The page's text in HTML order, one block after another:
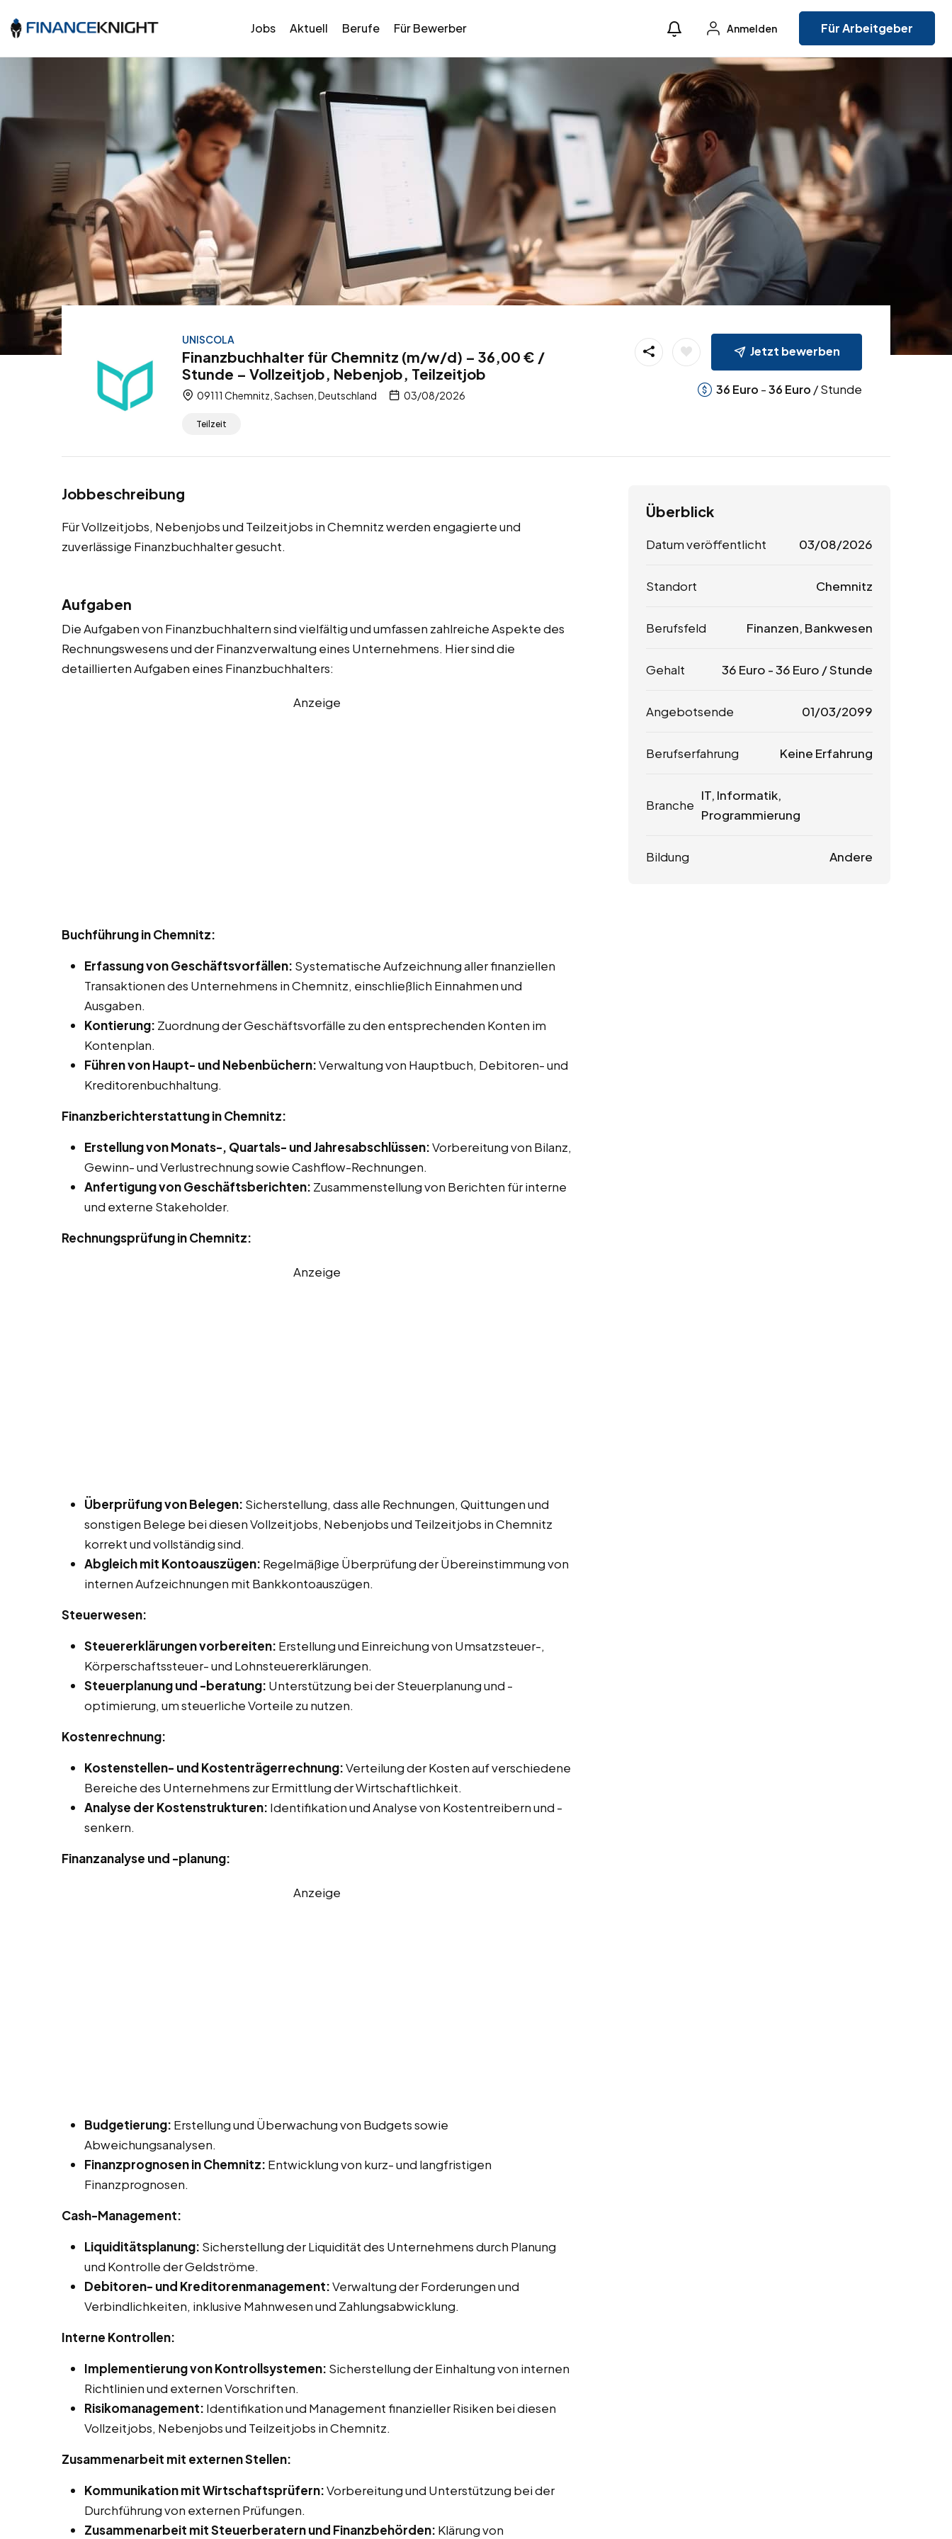
Jobs Aktuell Berufe Für Bewerber Anmelden Für Arbeitgeber
UNISCOLA
Finanzbuchhalter für Chemnitz (m/w/d) – 36,00 € /
Stunde – Vollzeitjob, Nebenjob, Teilzeitjob
09111 Chemnitz, Sachsen, Deutschland 03/08/2026
Teilzeit
Jetzt bewerben
36 Euro -36 Euro / Stunde
Jobbeschreibung
Für Vollzeitjobs, Nebenjobs und Teilzeitjobs in Chemnitz werden engagierte und
zuverlässige Finanzbuchhalter gesucht.
Aufgaben
Die Aufgaben von Finanzbuchhaltern sind vielfältig und umfassen zahlreiche Aspekte des
Rechnungswesens und der Finanzverwaltung eines Unternehmens. Hier sind die
detaillierten Aufgaben eines Finanzbuchhalters:
Anzeige
Buchführung in Chemnitz:
Erfassung von Geschäftsvorfällen: Systematische Aufzeichnung aller finanziellen
Transaktionen des Unternehmens in Chemnitz, einschließlich Einnahmen und
Ausgaben.
Kontierung: Zuordnung der Geschäftsvorfälle zu den entsprechenden Konten im
Kontenplan.
Führen von Haupt- und Nebenbüchern:Verwaltung von Hauptbuch, Debitoren- und
Kreditorenbuchhaltung.
Finanzberichterstattung in Chemnitz:
Erstellung von Monats-, Quartals- und Jahresabschlüssen:Vorbereitung von Bilanz,
Gewinn- und Verlustrechnung sowie Cashflow-Rechnungen.
Anfertigung von Geschäftsberichten: Zusammenstellung von Berichten für interne
und externe Stakeholder.
Rechnungsprüfung in Chemnitz:
Anzeige
Überprüfung von Belegen: Sicherstellung, dass alle Rechnungen, Quittungen und
sonstigen Belege bei diesen Vollzeitjobs, Nebenjobs und Teilzeitjobs in Chemnitz
korrekt und vollständig sind.
Abgleich mit Kontoauszügen: Regelmäßige Überprüfung der Übereinstimmung von
internen Aufzeichnungen mit Bankkontoauszügen.
Steuerwesen:
Steuererklärungen vorbereiten: Erstellung und Einreichung von Umsatzsteuer-,
Körperschaftssteuer- und Lohnsteuererklärungen.
Steuerplanung und -beratung: Unterstützung bei der Steuerplanung und -
optimierung, um steuerliche Vorteile zu nutzen.
Kostenrechnung:
Kostenstellen- und Kostenträgerrechnung:Verteilung der Kosten auf verschiedene
Bereiche des Unternehmens zur Ermittlung der Wirtschaftlichkeit.
Analyse der Kostenstrukturen: Identifikation und Analyse von Kostentreibern und -
senkern.
Finanzanalyse und -planung:
Anzeige
Budgetierung: Erstellung und Überwachung von Budgets sowie
Abweichungsanalysen.
Finanzprognosen in Chemnitz: Entwicklung von kurz- und langfristigen
Finanzprognosen.
Cash-Management:
Liquiditätsplanung: Sicherstellung der Liquidität des Unternehmens durch Planung
und Kontrolle der Geldströme.
Debitoren- und Kreditorenmanagement:Verwaltung der Forderungen und
Verbindlichkeiten, inklusive Mahnwesen und Zahlungsabwicklung.
Interne Kontrollen:
Implementierung von Kontrollsystemen: Sicherstellung der Einhaltung von internen
Richtlinien und externen Vorschriften.
Risikomanagement: Identifikation und Management finanzieller Risiken bei diesen
Vollzeitjobs, Nebenjobs und Teilzeitjobs in Chemnitz.
Zusammenarbeit mit externen Stellen:
Kommunikation mit Wirtschaftsprüfern:Vorbereitung und Unterstützung bei der
Durchführung von externen Prüfungen.
Zusammenarbeit mit Steuerberatern und Finanzbehörden: Klärung von
Überblick
Datum veröffentlicht 03/08/2026
Standort Chemnitz
Berufsfeld Finanzen, Bankwesen
Gehalt 36 Euro -36 Euro / Stunde
Angebotsende 01/03/2099
Berufserfahrung Keine Erfahrung
Branche
IT, Informatik,
Programmierung
Bildung Andere